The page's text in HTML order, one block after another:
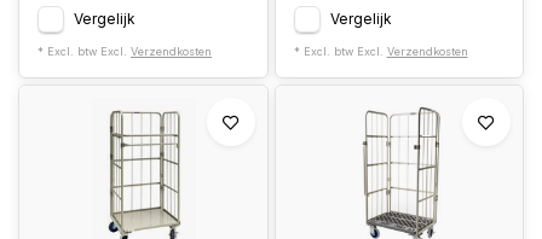
Vergelijk
* Excl. btw Excl. Verzendkosten
Vergelijk
* Excl. btw Excl. Verzendkosten